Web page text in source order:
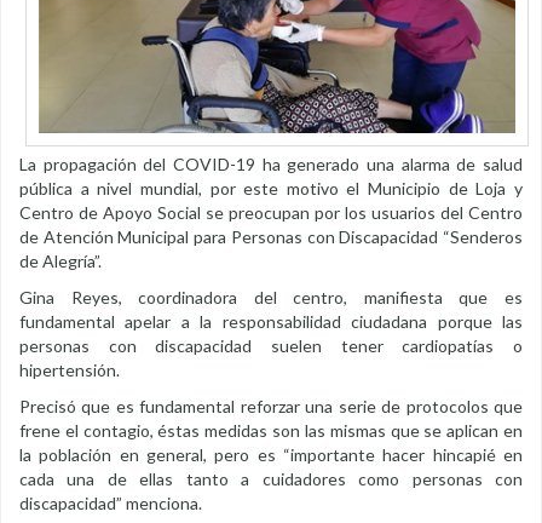
La propagación del COVID-19 ha generado una alarma de salud
pública a nivel mundial, por este motivo el Municipio de Loja y
Centro de Apoyo Social se preocupan por los usuarios del Centro
de Atención Municipal para Personas con Discapacidad “Senderos
de Alegría”.
Gina Reyes, coordinadora del centro, manifiesta que es
fundamental apelar a la responsabilidad ciudadana porque las
personas con discapacidad suelen tener cardiopatías o
hipertensión.
Precisó que es fundamental reforzar una serie de protocolos que
frene el contagio, éstas medidas son las mismas que se aplican en
la población en general, pero es “importante hacer hincapié en
cada una de ellas tanto a cuidadores como personas con
discapacidad” menciona.